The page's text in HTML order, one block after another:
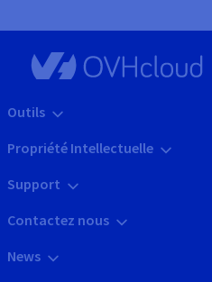
Outils
Propriété Intellectuelle
Support
Contactez nous
News